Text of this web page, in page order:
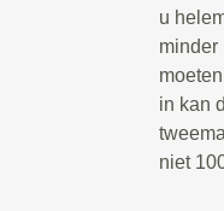
u
minder
in kan
niet